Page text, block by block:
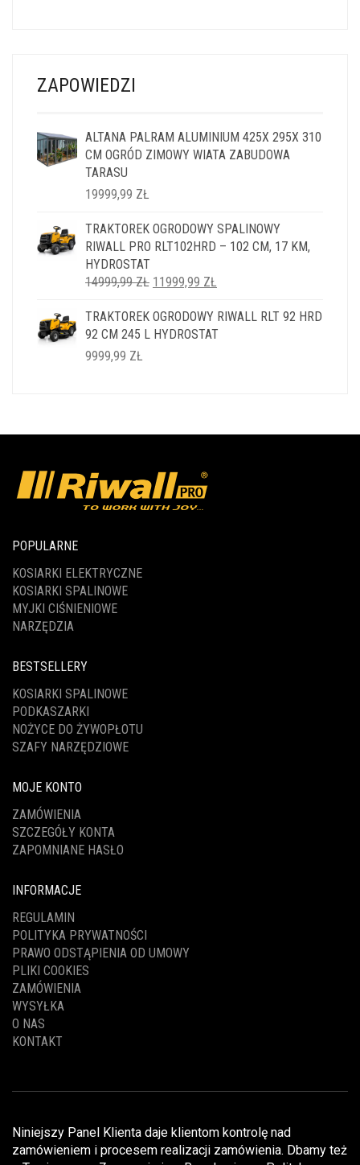
ZAPOWIEDZI
ALTANA PALRAM ALUMINIUM 425X 295X 310
CM OGRÓD ZIMOWY WIATA ZABUDOWA
TARASU
19999,99 ZŁ
TRAKTOREK OGRODOWY SPALINOWY
RIWALL PRO RLT102HRD – 102 CM, 17 KM,
HYDROSTAT
14999,99ZŁ PIERWOTNA
WYNOSIŁA:
14999,99 ZŁ.
11999,99 ZŁ
WYNOSI:
11999,99 ZŁ.
TRAKTOREK OGRODOWY RIWALL RLT 92 HRD
92 CM 245 L HYDROSTAT
9999,99 ZŁ
POPULARNE
KOSIARKI ELEKTRYCZNE
KOSIARKI SPALINOWE
MYJKI CIŚNIENIOWE
NARZĘDZIA
BESTSELLERY
KOSIARKI SPALINOWE
PODKASZARKI
NOŻYCE DO ŻYWOPŁOTU
SZAFY NARZĘDZIOWE
MOJE KONTO
ZAMÓWIENIA
SZCZEGÓŁY KONTA
ZAPOMNIANE HASŁO
INFORMACJE
REGULAMIN
POLITYKA PRYWATNOŚCI
PRAWO ODSTĄPIENIA OD UMOWY
PLIKI COOKIES
ZAMÓWIENIA
WYSYŁKA
O NAS
KONTAKT
Niniejszy Panel Klienta daje klientom kontrolę nad
zamówieniem i procesem realizacji zamówienia. Dbamy też